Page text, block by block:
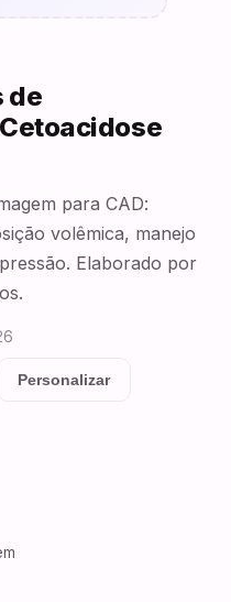
de
para CAD:
volêmica, manejo
Elaborado por
Personalizar